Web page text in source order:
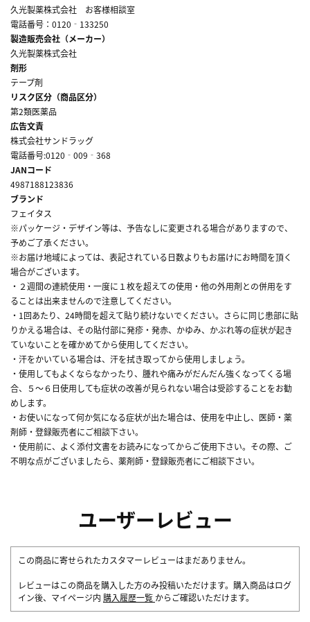
久光製薬株式会社 お客様相談室
電話番号：0120‐133250
製造販売会社（メーカー）
久光製薬株式会社
剤形
テープ剤
リスク区分（商品区分）
第2類医薬品
広告文責
株式会社サンドラッグ
電話番号:0120‐009‐368
JANコード
4987188123836
ブランド
フェイタス
※パッケージ・デザイン等は、予告なしに変更される場合がありますので、
予めご了承ください。
※お届け地域によっては、表記されている日数よりもお届けにお時間を頂く
場合がございます。
・２週間の連続使用・一度に１枚を超えての使用・他の外用剤との併用をす
ることは出来ませんので注意してください。
・1回あたり、24時間を超えて貼り続けないでください。さらに同じ患部に貼
りかえる場合は、その貼付部に発疹・発赤、かゆみ、かぶれ等の症状が起き
ていないことを確かめてから使用してください。
・汗をかいている場合は、汗を拭き取ってから使用しましょう。
・使用してもよくならなかったり、腫れや痛みがだんだん強くなってくる場
合、５～６日使用しても症状の改善が見られない場合は受診することをお勧
めします。
・お使いになって何か気になる症状が出た場合は、使用を中止し、医師・薬
剤師・登録販売者にご相談下さい。
・使用前に、よく添付文書をお読みになってからご使用下さい。その際、ご
不明な点がございましたら、薬剤師・登録販売者にご相談下さい。
ユーザーレビュー
この商品に寄せられたカスタマーレビューはまだありません。
レビューはこの商品を購入した方のみ投稿いただけます。購入商品はログ
イン後、マイページ内 購入履歴一覧 からご確認いただけます。